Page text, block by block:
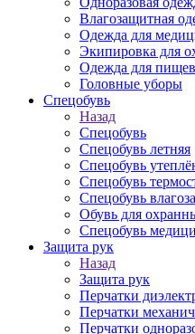
Влагозащитная
Одежда для
Экипировка для
Одежда для
Головные уборы
Спецобувь
Назад
Спецобувь
Спецобувь летняя
Спецобувь
Спецобувь
Спецобувь
Обувь для
Спецобувь
Защита рук
Назад
Защита рук
Перчатки
Перчатки
Перчатки